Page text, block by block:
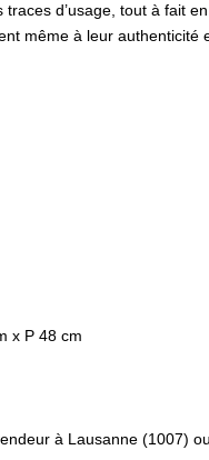
d’usage, tout à fait
même à leur authenticité
x P 48 cm
à Lausanne (1007) ou